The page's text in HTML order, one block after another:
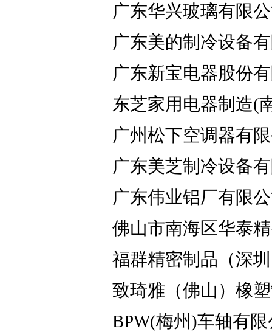
广东华兴玻璃有限
广东美的制冷设备
广东新宝电器股份
东芝家用电器制造(
广州松下空调器有
广东美芝制冷设备
广东伟业铝厂有限
佛山市南海区华泰
福群精密制品（深
致琦雅（佛山）橡
BPW(梅州)车轴有